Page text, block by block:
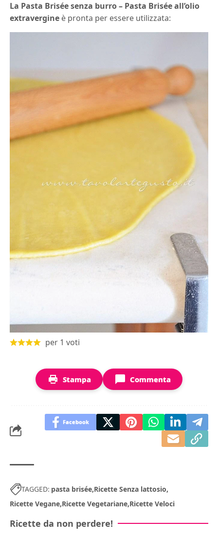
La Pasta Brisée senza burro – Pasta Brisée all’olio
extravergine è pronta per essere utilizzata:
per 1 voti
Stampa Commenta
Facebook
TAGGED: pasta brisée Ricette Senza lattosio
Ricette Vegane Ricette Vegetariane Ricette Veloci
Ricette da non perdere!